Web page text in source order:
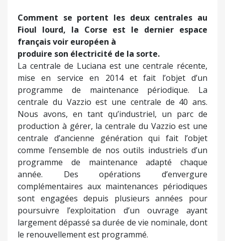
Comment se portent les deux centrales au
Fioul lourd, la Corse est le dernier espace
français voir européen à
produire son électricité de la sorte.
La centrale de Luciana est une centrale récente,
mise en service en 2014 et fait l’objet d’un
programme de maintenance périodique. La
centrale du Vazzio est une centrale de 40 ans.
Nous avons, en tant qu’industriel, un parc de
production à gérer, la centrale du Vazzio est une
centrale d’ancienne génération qui fait l’objet
comme l’ensemble de nos outils industriels d’un
programme de maintenance adapté chaque
année. Des opérations d’envergure
complémentaires aux maintenances périodiques
sont engagées depuis plusieurs années pour
poursuivre l’exploitation d’un ouvrage ayant
largement dépassé sa durée de vie nominale, dont
le renouvellement est programmé.